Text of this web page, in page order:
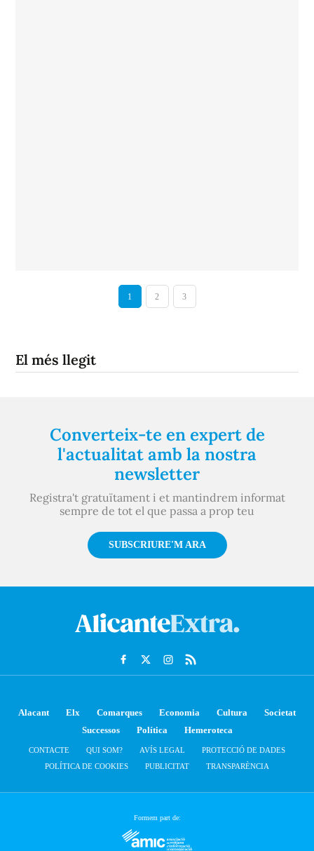
1 2 3
El més llegit
Converteix-te en expert de
l'actualitat amb la nostra
newsletter
Registra't gratuïtament i et mantindrem informat
sempre de tot el que passa a prop teu
SUBSCRIURE'M ARA
Alacant Elx Comarques Economia Cultura
Societat
Successos
Política Hemeroteca
CONTACTE QUI SOM? AVÍS LEGAL
PROTECCIÓ DE DADES
POLÍTICA DE COOKIES
PUBLICITAT TRANSPARÈNCIA
Formem part de: